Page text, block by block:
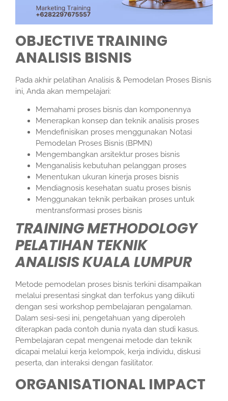
OBJECTIVE TRAINING
ANALISIS BISNIS
Pada akhir pelatihan Analisis & Pemodelan Proses Bisnis
ini, Anda akan mempelajari:
Memahami proses bisnis dan komponennya
Menerapkan konsep dan teknik analisis proses
Mendefinisikan proses menggunakan Notasi
Pemodelan Proses Bisnis (BPMN)
Mengembangkan arsitektur proses bisnis
Menganalisis kebutuhan pelanggan proses
Menentukan ukuran kinerja proses bisnis
Mendiagnosis kesehatan suatu proses bisnis
Menggunakan teknik perbaikan proses untuk
mentransformasi proses bisnis
TRAINING METHODOLOGY
PELATIHAN TEKNIK
ANALISIS KUALA LUMPUR
Metode pemodelan proses bisnis terkini disampaikan
melalui presentasi singkat dan terfokus yang diikuti
dengan sesi workshop pembelajaran pengalaman.
Dalam sesi-sesi ini, pengetahuan yang diperoleh
diterapkan pada contoh dunia nyata dan studi kasus.
Pembelajaran cepat mengenai metode dan teknik
dicapai melalui kerja kelompok, kerja individu, diskusi
peserta, dan interaksi dengan fasilitator.
ORGANISATIONAL IMPACT